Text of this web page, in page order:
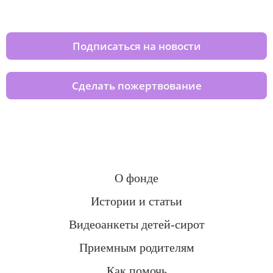
Подписаться на новости
Сделать пожертвование
О фонде
Истории и статьи
Видеоанкеты детей-сирот
Приемным родителям